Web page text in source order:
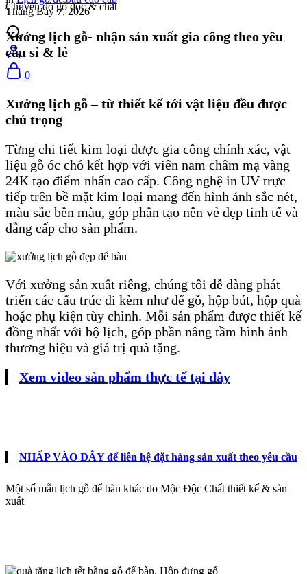
Chuyên đồ gỗ độc & chất
0
Tháng Bảy 7, 2026
Xưởng lịch gỗ- nhận sản xuất gia công theo yêu
cầu sỉ & lẻ
Xưởng lịch gỗ – từ thiết kế tới vật liệu đều được
chú trọng
Từng chi tiết kim loại được gia công chính xác, vật
liệu gỗ óc chó kết hợp với viên nam châm mạ vàng
24K tạo điểm nhấn cao cấp. Công nghệ in UV trực
tiếp trên bề mặt kim loại mang đến hình ảnh sắc nét,
màu sắc bền màu, góp phần tạo nên vẻ đẹp tinh tế và
đẳng cấp cho sản phẩm.
Với xưởng sản xuất riêng, chúng tôi dễ dàng phát
triển các cấu trúc đi kèm như đế gỗ, hộp bút, hộp quà
hoặc phụ kiện tùy chỉnh. Mỗi sản phẩm được thiết kế
đồng nhất với bộ lịch, góp phần nâng tầm hình ảnh
thương hiệu và giá trị quà tặng.
Xem video sản phẩm thực tế tại đây
NHẤP VÀO ĐÂY để liên hệ đặt hàng sản xuất theo yêu cầu
Một số mẫu lịch gỗ để bàn khác do Mộc Độc Chất thiết kế & sản
xuất